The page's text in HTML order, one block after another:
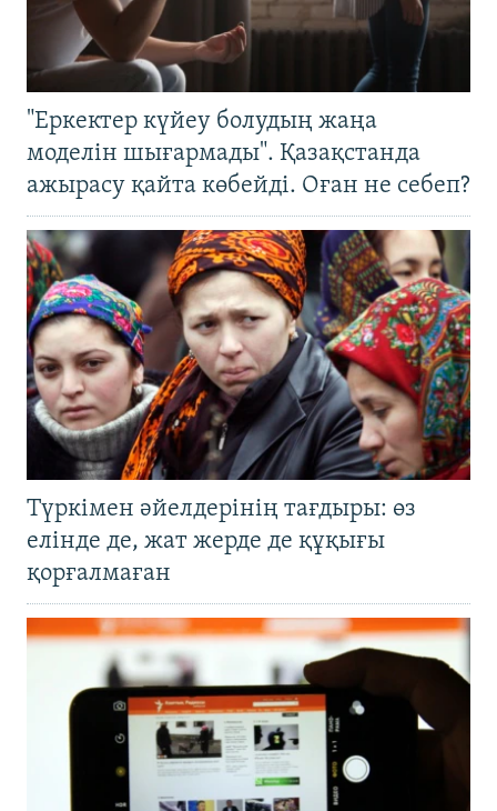
"Еркектер күйеу болудың жаңа
моделін шығармады". Қазақстанда
ажырасу қайта көбейді. Оған не себеп?
Түркімен әйелдерінің тағдыры: өз
елінде де, жат жерде де құқығы
қорғалмаған